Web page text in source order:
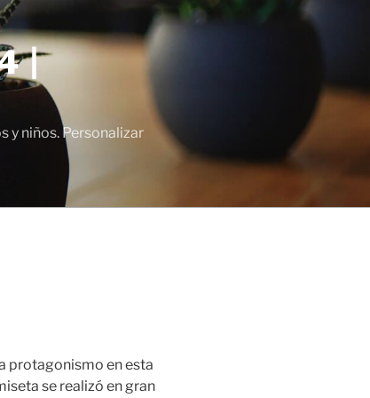
|
y niños. Personalizar
protagonismo en esta
se realizó en gran